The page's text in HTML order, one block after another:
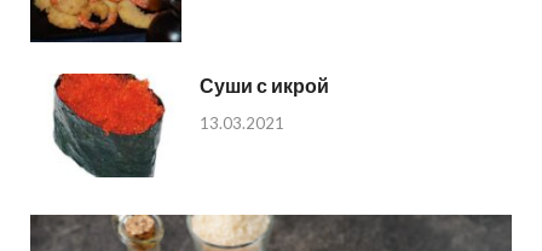
Суши с икрой
13.03.2021